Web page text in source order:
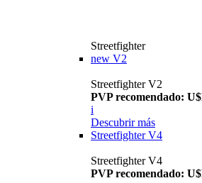
Streetfighter
new V2
Streetfighter V2
PVP recomendado:
i
Descubrir más
Streetfighter V4
Streetfighter V4
PVP recomendado: